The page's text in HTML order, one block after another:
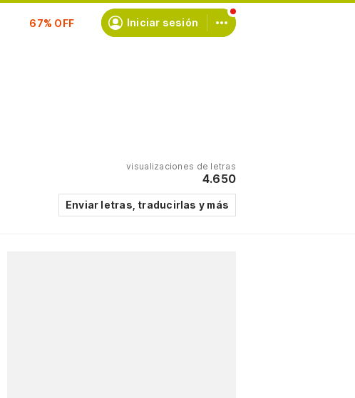
Suscríbete Iniciar sesión
visualizaciones de letras
4.650
Enviar letras, traducirlas y más